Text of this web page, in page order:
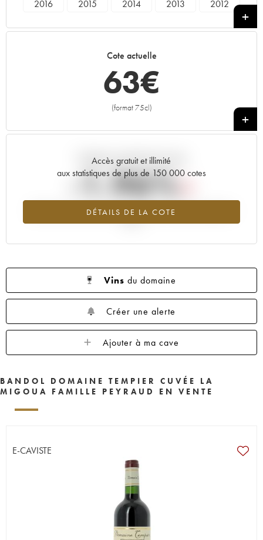
2016
2015 2014 2013
2012
1998
1986
Cote actuelle
63€
(format 75cl)
+
Accès gratuit et illimité
aux statistiques de plus de 150 000 cotes
DÉTAILS DE LA COTE
Tendance actuelle de la cote
-1.96%
Tendance à la baisse du millésime 2020 en 2026 par rapport à
Vins du domaine
Créer une alerte
Ajouter à ma cave
BANDOL DOMAINE TEMPIER CUVÉE LA
MIGOUA FAMILLE PEYRAUD EN VENTE
E-CAVISTE